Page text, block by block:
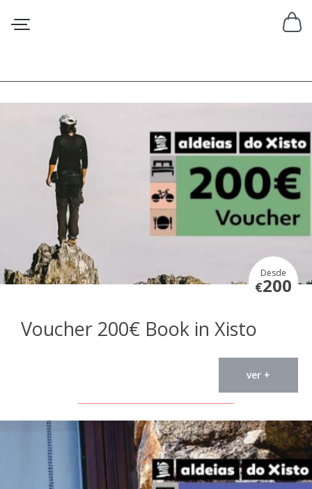
Desde
€200
Voucher 200€ Book in Xisto
ver +